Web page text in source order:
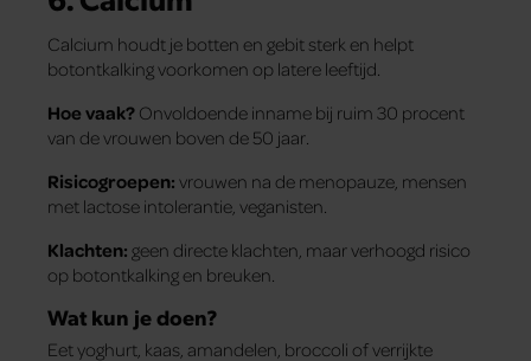
Calcium houdt je botten en gebit sterk en helpt
botontkalking voorkomen op latere leeftijd.
Hoe vaak? Onvoldoende inname bij ruim 30 procent
van de vrouwen boven de 50 jaar.
Risicogroepen: vrouwen na de menopauze, mensen
met lactose­ intolerantie, veganisten.
Klachten: geen directe klachten, maar verhoogd risico
op botontkalking en breuken.
Wat kun je doen?
Eet yoghurt, kaas, amandelen, broccoli of verrijkte